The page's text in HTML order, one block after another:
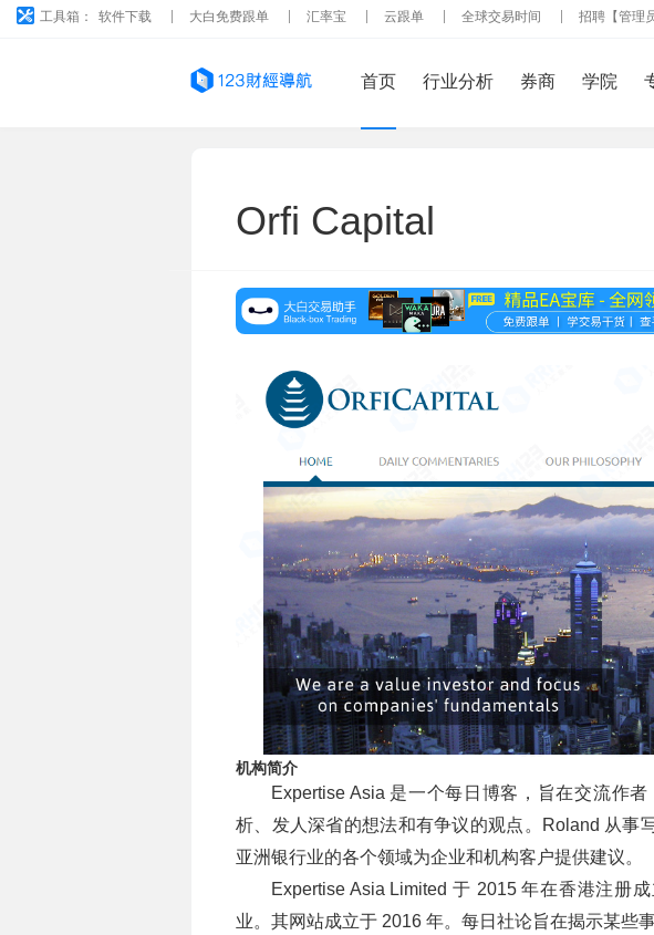
工具箱： 软件下载 大白免费跟单 汇率宝 云跟单 全球交易时间 招聘【管理
首页 行业分析 券商 学院
Orfi Capital
机构简介
Expertise Asia 是一个每日博客，旨在交流作
析、发人深省的想法和有争议的观点。Roland 从事
亚洲银行业的各个领域为企业和机构客户提供建议。
Expertise Asia Limited 于 2015 年在香港注册
业。其网站成立于 2016 年。每日社论旨在揭示某些